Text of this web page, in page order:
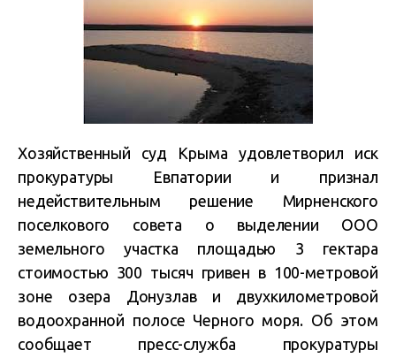
Хозяйственный суд Крыма удовлетворил иск
прокуратуры Евпатории и признал
недействительным решение Мирненского
поселкового совета о выделении ООО
земельного участка площадью 3 гектара
стоимостью 300 тысяч гривен в 100-метровой
зоне озера Донузлав и двухкилометровой
водоохранной полосе Черного моря. Об этом
сообщает пресс-служба прокуратуры